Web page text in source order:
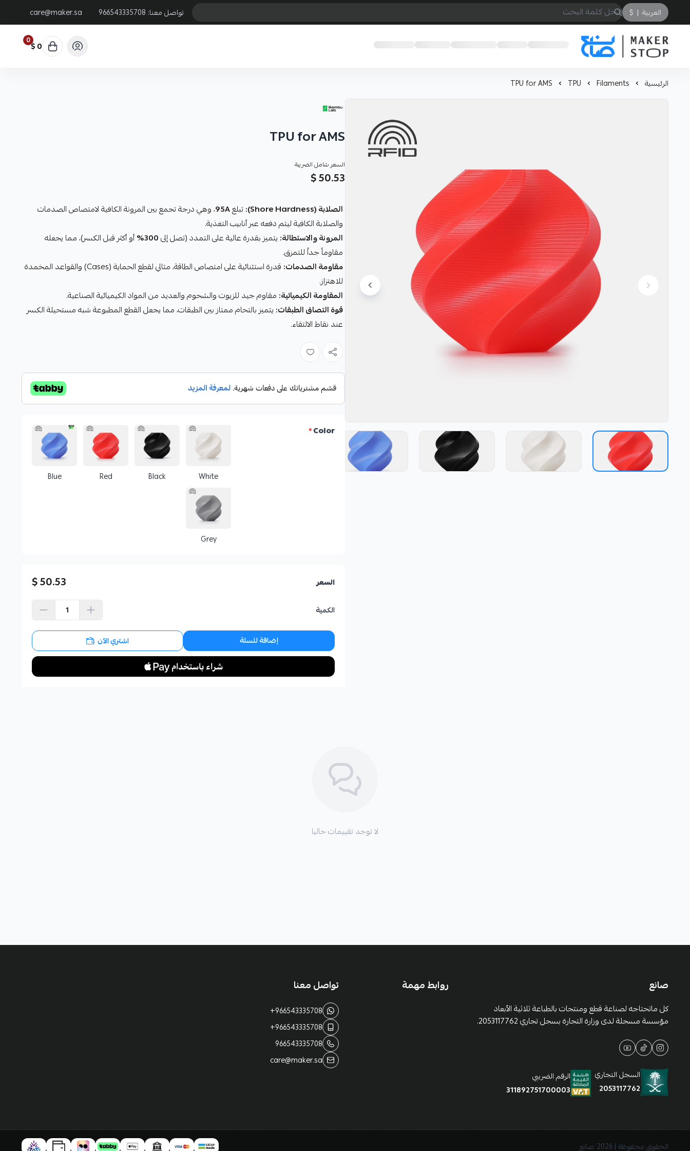
العربية |
$ تواصل معنا: 966543335708
care@maker.sa
صانع
0 0 $
الرئيسية Filaments
TPU
TPU for AMS
TPU for AMS
السعر شامل الضريبة
50.53 $
الصلابة (Shore Hardness): تبلغ95A، وهي درجة تجمع بين المرونة الكافية لامتصاص الصدمات
والصلابة الكافية ليتم دفعه عبر أنابيب التغذية.
المرونة والاستطالة: يتميز بقدرة عالية على التمدد (تصل إلى300%
أو أكثر قبل الكسر)، مما يجعله
مقاوماً جداً للتمزق.
مقاومة الصدمات:
قدرة استثنائية على امتصاص الطاقة، مثالي لقطع الحماية (Cases) والقواعد المخمدة
للاهتزاز.
المقاومة الكيميائية: مقاوم جيد للزيوت والشحوم والعديد من المواد الكيميائية الصناعية.
قوة التصاق الطبقات: يتميز بالتحام ممتاز بين الطبقات، مما يجعل القطع المطبوعة شبه مستحيلة الكسر
عند نقاط الالتقاء.
Color
*
White
Black
Red
Blue
Grey
السعر 50.53 $
الكمية
إضافة للسلة اشتري الآن
لا توجد تقييمات حاليا
صانع
كل ماتحتاجه لصناعة قطع ومنتجات بالطباعة ثلاثية الأبعاد
مؤسسة مسجلة لدى وزارة التجارة بسجل تجاري 2053117762.
السجل التجاري
2053117762
الرقم الضريبي
311892751700003
روابط مهمة تواصل معنا
+966543335708
+966543335708
966543335708
care@maker.sa
الحقوق محفوظة | 2026 صانع